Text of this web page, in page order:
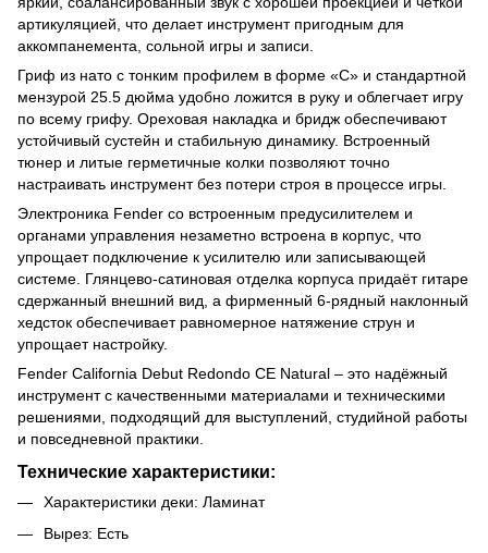
артикуляцией, что делает инструмент пригодным для
аккомпанемента, сольной игры и записи.
Гриф из нато с тонким профилем в форме «C» и стандартной
мензурой 25.5 дюйма удобно ложится в руку и облегчает игру
по всему грифу. Ореховая накладка и бридж обеспечивают
устойчивый сустейн и стабильную динамику. Встроенный
тюнер и литые герметичные колки позволяют точно
настраивать инструмент без потери строя в процессе игры.
Электроника Fender со встроенным предусилителем и
органами управления незаметно встроена в корпус, что
упрощает подключение к усилителю или записывающей
системе. Глянцево-сатиновая отделка корпуса придаёт гитаре
сдержанный внешний вид, а фирменный 6-рядный наклонный
хедсток обеспечивает равномерное натяжение струн и
упрощает настройку.
Fender California Debut Redondo CE Natural – это надёжный
инструмент с качественными материалами и техническими
решениями, подходящий для выступлений, студийной работы
и повседневной практики.
Технические характеристики:
Характеристики деки: Ламинат
Вырез: Есть